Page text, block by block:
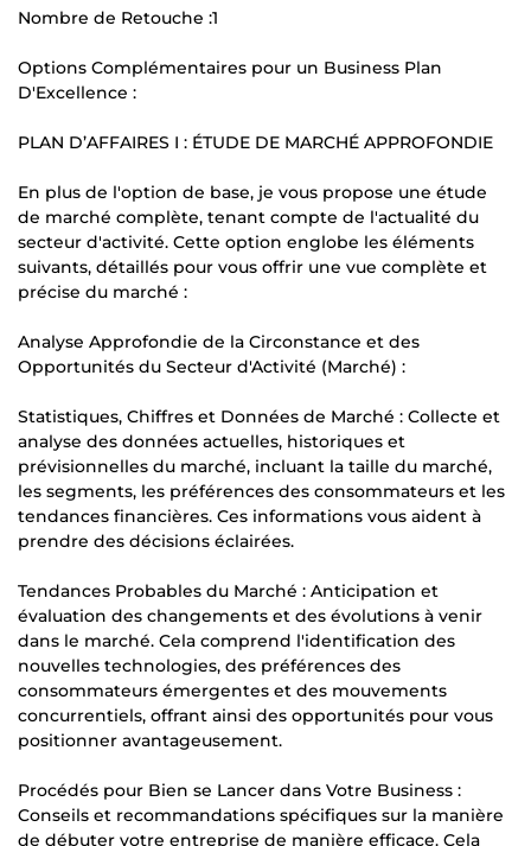
Nombre de Retouche :1
Options Complémentaires pour un Business Plan
D'Excellence :
PLAN D’AFFAIRES I : ÉTUDE DE MARCHÉ APPROFONDIE
En plus de l'option de base, je vous propose une étude
de marché complète, tenant compte de l'actualité du
secteur d'activité. Cette option englobe les éléments
suivants, détaillés pour vous offrir une vue complète et
précise du marché :
Analyse Approfondie de la Circonstance et des
Opportunités du Secteur d'Activité (Marché) :
Statistiques, Chiffres et Données de Marché : Collecte et
analyse des données actuelles, historiques et
prévisionnelles du marché, incluant la taille du marché,
les segments, les préférences des consommateurs et les
tendances financières. Ces informations vous aident à
prendre des décisions éclairées.
Tendances Probables du Marché : Anticipation et
évaluation des changements et des évolutions à venir
dans le marché. Cela comprend l'identification des
nouvelles technologies, des préférences des
consommateurs émergentes et des mouvements
concurrentiels, offrant ainsi des opportunités pour vous
positionner avantageusement.
Procédés pour Bien se Lancer dans Votre Business :
Conseils et recommandations spécifiques sur la manière
de débuter votre entreprise de manière efficace. Cela